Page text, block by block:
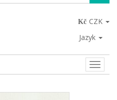
CZK
Jazyk
Toggle